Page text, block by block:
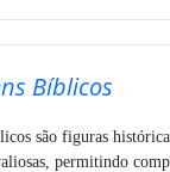
Bíblicos
são figuras
permitindo